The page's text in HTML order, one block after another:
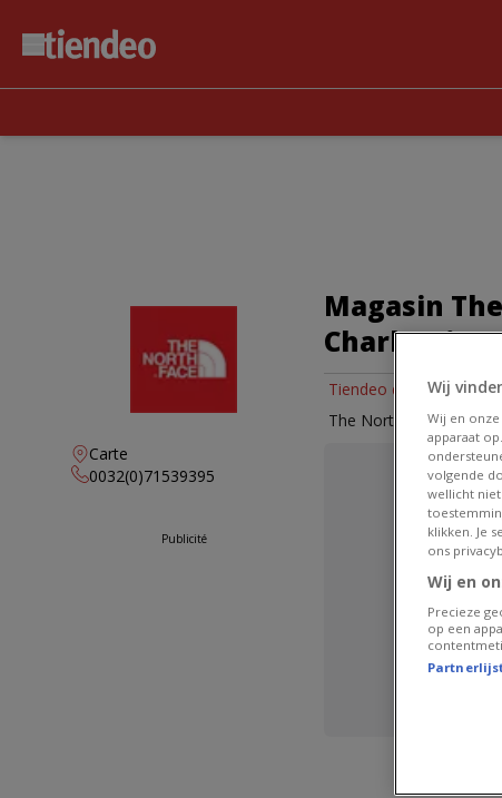
Magasin
Charleroi -
Tiendeo dans Charleroi
The North Face |
Carte
0032(0)71539395
Publicité
Wij
Wij en onze
apparaat
volgende
wellicht
klikken. Je
ons
Wij en
Precieze
op een